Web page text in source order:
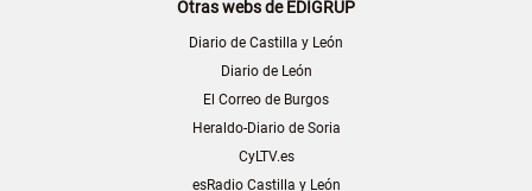
Otras webs de EDIGRUP
Diario de Castilla y León
Diario de León
El Correo de Burgos
Heraldo-Diario de Soria
CyLTV.es
esRadio Castilla y León